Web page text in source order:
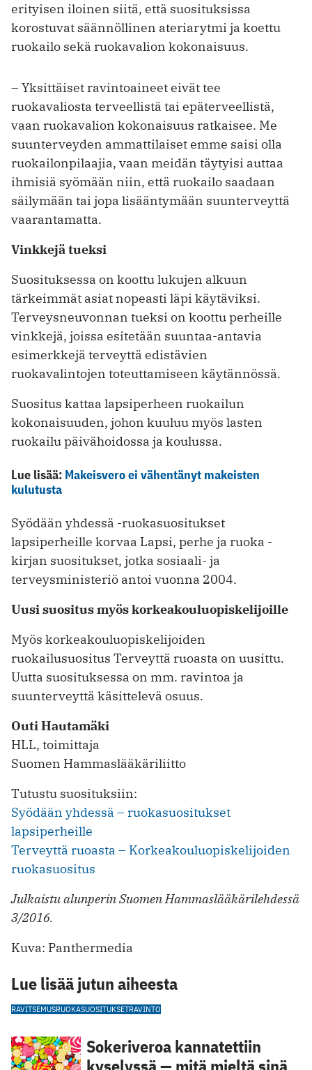
erityisen iloinen siitä, että suosituksissa
korostuvat säännöllinen ateriarytmi ja koettu
ruokailo sekä ruokavalion kokonaisuus.
– Yksittäiset ravintoaineet eivät tee
ruokavaliosta terveellistä tai epäterveellistä,
vaan ruokavalion kokonaisuus ratkaisee. Me
suunterveyden ammattilaiset emme saisi olla
ruokailonpilaajia, vaan meidän täytyisi auttaa
ihmisiä syömään niin, että ruokailo saadaan
säilymään tai jopa lisääntymään suunterveyttä
vaarantamatta.
Vinkkejä tueksi
Suosituksessa on koottu lukujen alkuun
tärkeimmät asiat nopeasti läpi käytäviksi.
Terveysneuvonnan tueksi on koottu perheille
vinkkejä, joissa esitetään suuntaa-antavia
esimerkkejä terveyttä edistävien
ruokavalintojen toteuttamiseen käytännössä.
Suositus kattaa lapsiperheen ruokailun
kokonaisuuden, johon kuuluu myös lasten
ruokailu päivähoidossa ja koulussa.
Lue lisää: Makeisvero ei vähentänyt makeisten
kulutusta
Syödään yhdessä -ruokasuositukset
lapsiperheille korvaa Lapsi, perhe ja ruoka -
kirjan suositukset, jotka sosiaali- ja
terveysministeriö antoi vuonna 2004.
Uusi suositus myös korkeakouluopiskelijoille
Myös korkeakouluopiskelijoiden
ruokailusuositus Terveyttä ruoasta on uusittu.
Uutta suosituksessa on mm. ravintoa ja
suunterveyttä käsittelevä osuus.
Outi Hautamäki
HLL, toimittaja
Suomen Hammaslääkäriliitto
Tutustu suosituksiin:
Syödään yhdessä – ruokasuositukset
lapsiperheille
Terveyttä ruoasta – Korkeakouluopiskelijoiden
ruokasuositus
Julkaistu alunperin Suomen Hammaslääkärilehdessä
3/2016.
Kuva: Panthermedia
Lue lisää jutun aiheesta
RAVITSEMUSRUOKASUOSITUKSETRAVINTO
Sokeriveroa kannatettiin